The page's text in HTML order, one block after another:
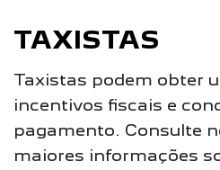
TAXISTAS
Taxistas podem obter
incentivos fiscais e
pagamento. Consulte
maiores informações